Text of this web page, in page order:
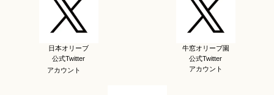
日本オリーブ
公式Twitter
アカウント
牛窓オリーブ園
公式Twitter
アカウント